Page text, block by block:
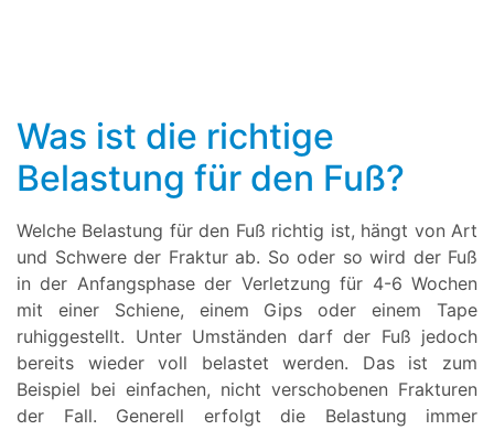
Was ist die richtige
Belastung für den Fuß?
Welche Belastung für den Fuß richtig ist, hängt von Art
und Schwere der Fraktur ab. So oder so wird der Fuß
in der Anfangsphase der Verletzung für 4-6 Wochen
mit einer Schiene, einem Gips oder einem Tape
ruhiggestellt. Unter Umständen darf der Fuß jedoch
bereits wieder voll belastet werden. Das ist zum
Beispiel bei einfachen, nicht verschobenen Frakturen
der Fall. Generell erfolgt die Belastung immer